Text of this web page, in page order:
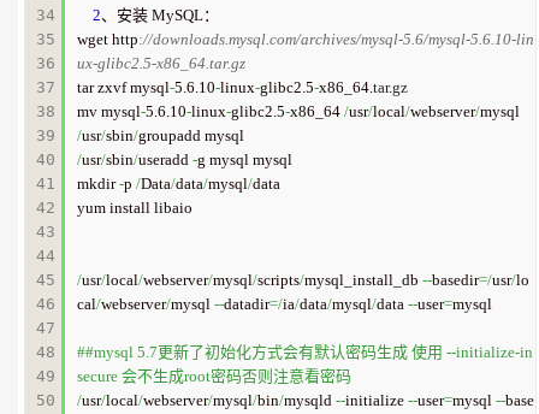
34
35
36
37
38
39
40
41
42
43
44
45
46
47
48
49
50
2、安装 MySQL：
wget http://downloads.mysql.com/archives/mysql-5.6/mysql-5.6.10-lin
ux-glibc2.5-x86_64.tar.gz
tar zxvf mysql-5.6.10-linux-glibc2.5-x86_64.tar.gz
mv mysql-5.6.10-linux-glibc2.5-x86_64 /usr/local/webserver/
/usr/sbin/
/usr/sbin/useradd -g mysql mysql
mkdir -p /Data/data/mysql/data
yum install libaio
/usr/local/webserver/mysql/scripts/mysql_install_db --basedir=/usr/lo
cal/webserver/mysql --datadir=/ia/data/mysql/data --user=mysql
##mysql 5.7更新了初始化方式会有默认密码生成 使用 --initialize-in
secure 会不生成root密码否则注意看密码
/usr/local/webserver/mysql/bin/mysqld --initialize --user=mysql --base